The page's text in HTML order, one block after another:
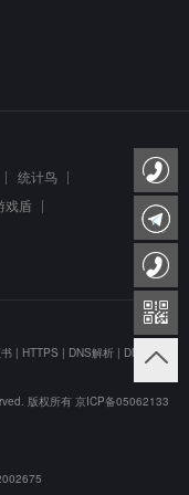
统计鸟
戏盾
| HTTPS | DNS解析 | DNS防劫
版权所有 京ICP备05062133